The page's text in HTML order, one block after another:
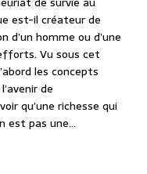
est-il créateur de
d’un homme ou d’une
Vu sous cet
les concepts
de
qu’une richesse qui
est pas une…